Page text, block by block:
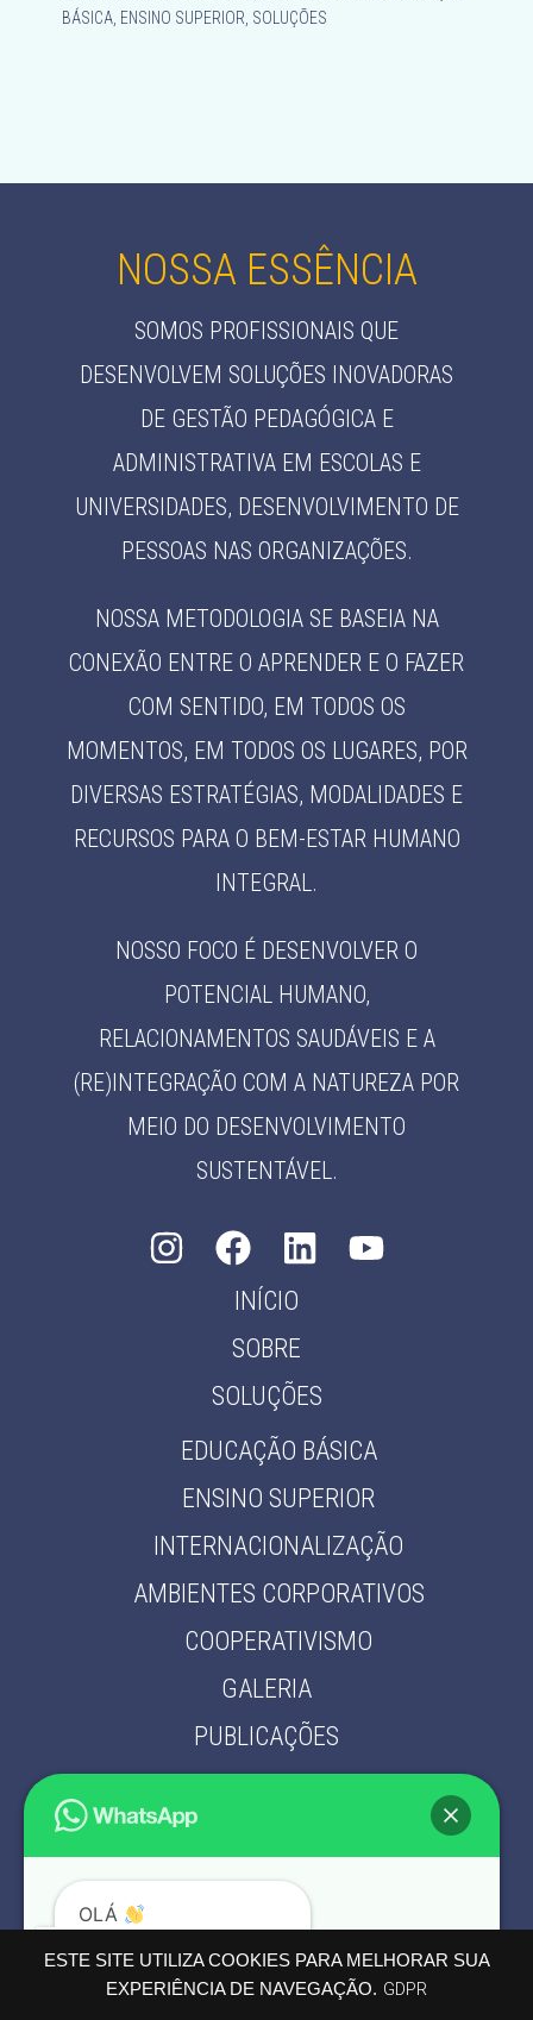
ESTE SITE UTILIZA COOKIES PARA MELHORAR SUA
EXPERIÊNCIA DE NAVEGAÇÃO. GDPR
BÁSICA, ENSINO SUPERIOR, SOLUÇÕES
NOSSA ESSÊNCIA
SOMOS PROFISSIONAIS QUE
DESENVOLVEM SOLUÇÕES INOVADORAS
DE GESTÃO PEDAGÓGICA E
ADMINISTRATIVA EM ESCOLAS E
UNIVERSIDADES, DESENVOLVIMENTO DE
PESSOAS NAS ORGANIZAÇÕES.
NOSSA METODOLOGIA SE BASEIA NA
CONEXÃO ENTRE O APRENDER E O FAZER
COM SENTIDO, EM TODOS OS
MOMENTOS, EM TODOS OS LUGARES, POR
DIVERSAS ESTRATÉGIAS, MODALIDADES E
RECURSOS PARA O BEM-ESTAR HUMANO
INTEGRAL.
NOSSO FOCO É DESENVOLVER O
POTENCIAL HUMANO,
RELACIONAMENTOS SAUDÁVEIS E A
(RE)INTEGRAÇÃO COM A NATUREZA POR
MEIO DO DESENVOLVIMENTO
SUSTENTÁVEL.
INÍCIO
SOBRE
SOLUÇÕES
EDUCAÇÃO BÁSICA
ENSINO SUPERIOR
INTERNACIONALIZAÇÃO
AMBIENTES CORPORATIVOS
COOPERATIVISMO
GALERIA
PUBLICAÇÕES
PARCEIROS
POLÍTICA DE PRIVACIDADE
OLÁ